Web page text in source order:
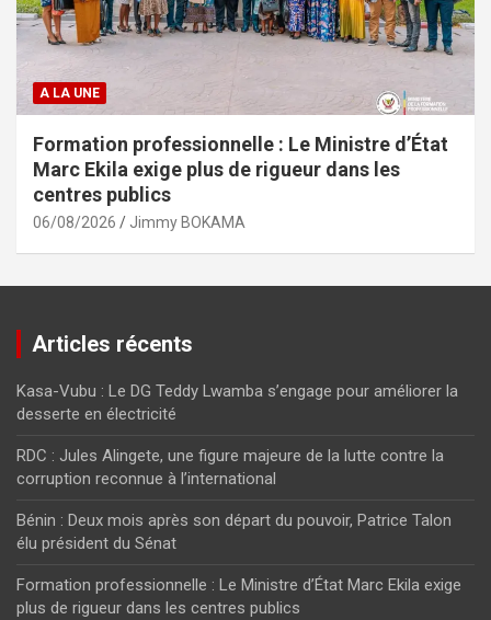
A LA UNE
Formation professionnelle : Le Ministre d’État
Marc Ekila exige plus de rigueur dans les
centres publics
06/08/2026 Jimmy BOKAMA
Articles récents
Kasa-Vubu : Le DG Teddy Lwamba s’engage pour améliorer la
desserte en électricité
RDC : Jules Alingete, une figure majeure de la lutte contre la
corruption reconnue à l’international
Bénin : Deux mois après son départ du pouvoir, Patrice Talon
élu président du Sénat
Formation professionnelle : Le Ministre d’État Marc Ekila exige
plus de rigueur dans les centres publics